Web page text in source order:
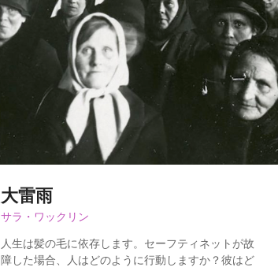
大雷雨
サラ・ワックリン
人生は髪の毛に依存します。セーフティネットが故
障した場合、人はどのように行動しますか？彼はど